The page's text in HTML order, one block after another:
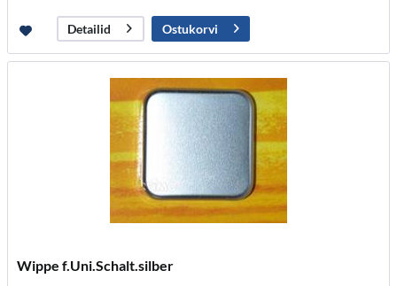
Detailid Ostukorvi
Wippe f.Uni.Schalt.silber